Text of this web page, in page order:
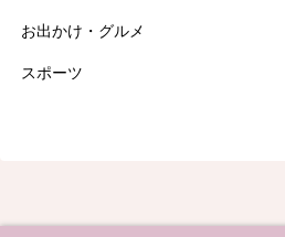
お出かけ・グルメ
スポーツ